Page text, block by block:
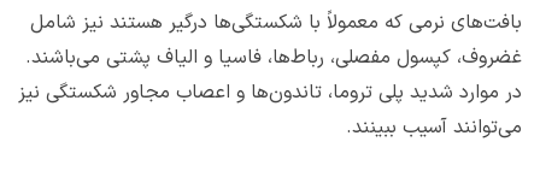
بافت‌های نرمی که معمولاً با شکستگی‌ها درگیر هستند نیز شامل
غضروف، کپسول مفصلی، رباط‌ها، فاسیا و الیاف پشتی می‌باشند.
در موارد شدید پلی تروما، تاندون‌ها و اعصاب مجاور شکستگی نیز
می‌توانند آسیب ببینند.